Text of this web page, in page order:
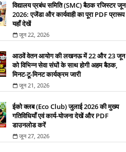
विद्यालय प्रबंध समिति (SMC) बैठक रजिस्टर जून
2026: एजेंडा और कार्यवाही का पूरा PDF प्रारूप
यहाँ देखें
जून 22, 2026
आठवें वेतन आयोग की लखनऊ में 22 और 23 जून
को विभिन्न सेवा संघों के साथ होगी अहम बैठक,
मिनट-टू-मिनट कार्यक्रम जारी
जून 21, 2026
ईको क्लब (Eco Club) जुलाई 2026 की मुख्य
गतिविधियाँ एवं कार्य-योजना देखें और PDF
डाउनलोड करें
जून 27, 2026